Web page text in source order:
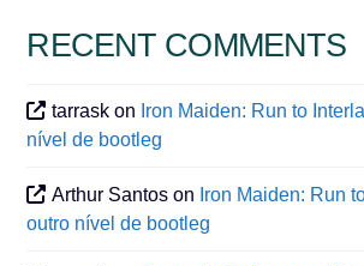
RECENT COMMENTS
tarrask on Iron Maiden: Run to
nível de bootleg
Arthur Santos on Iron Maiden: Run
outro nível de bootleg